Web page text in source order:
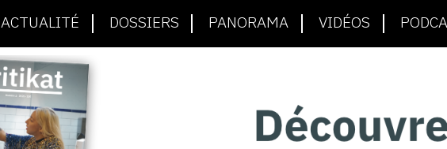
ACTUALITÉ DOSSIERS PANORAMA VIDÉOS